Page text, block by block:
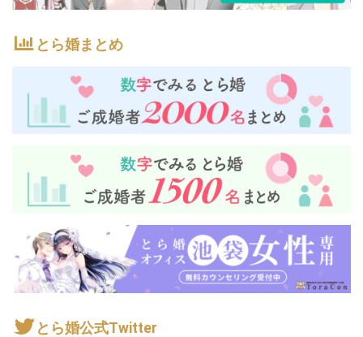
とら婚まとめ
とら婚公式Twitter